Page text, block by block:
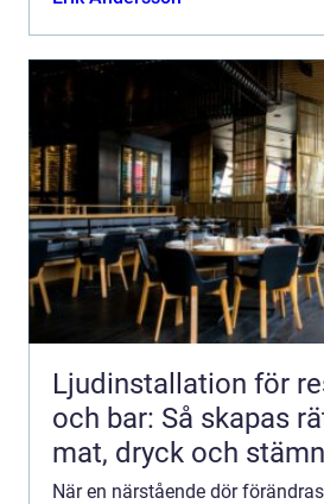
Ljudinstallation för
och bar: Så skapas
mat, dryck och
När en närstående dör